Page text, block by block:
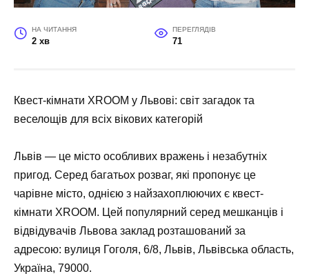
НА ЧИТАННЯ
2 хв
ПЕРЕГЛЯДІВ
71
Квест-кімнати XROOM у Львові: світ загадок та
веселощів для всіх вікових категорій
Львів — це місто особливих вражень і незабутніх
пригод. Серед багатьох розваг, які пропонує це
чарівне місто, однією з найзахоплюючих є квест-
кімнати XROOM. Цей популярний серед мешканців і
відвідувачів Львова заклад розташований за
адресою: вулиця Гоголя, 6/8, Львів, Львівська область,
Україна, 79000.